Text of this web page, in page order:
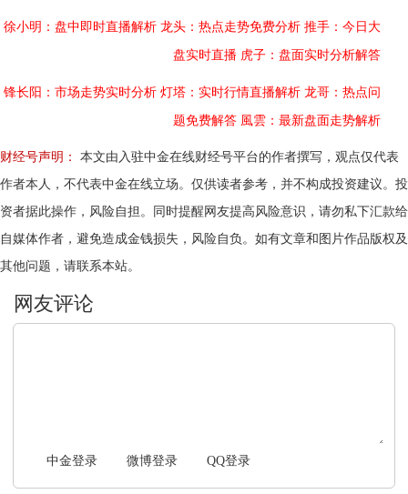
徐小明：盘中即时直播解析 龙头：热点走势免费分析 推手：今日大
盘实时直播 虎子：盘面实时分析解答
锋长阳：市场走势实时分析 灯塔：实时行情直播解析 龙哥：热点问
题免费解答 風雲：最新盘面走势解析
财经号声明：
本文由入驻中金在线财经号平台的作者撰写，观点仅代表
作者本人，不代表中金在线立场。仅供读者参考，并不构成投资建议。投
资者据此操作，风险自担。同时提醒网友提高风险意识，请勿私下汇款给
自媒体作者，避免造成金钱损失，风险自负。如有文章和图片作品版权及
其他问题，请联系本站。
中金登录 微博登录 QQ登录